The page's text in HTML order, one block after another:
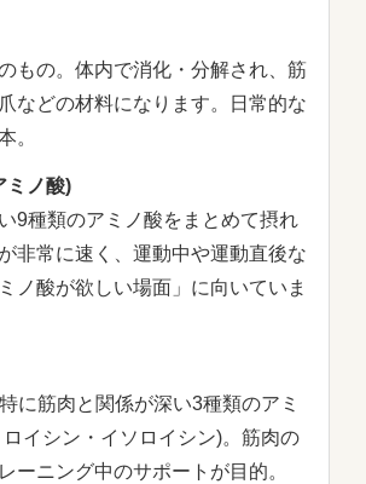
もの。体内で消化・分解され、筋
などの材料になります。日常的な
。
ミノ酸)
9種類のアミノ酸をまとめて摂れ
非常に速く、運動中や運動直後な
ノ酸が欲しい場面」に向いていま
に筋肉と関係が深い3種類のアミ
ロイシン・イソロイシン)。筋肉の
ーニング中のサポートが目的。